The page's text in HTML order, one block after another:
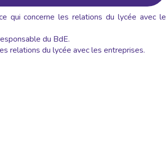
qui concerne les relations du lycée avec le
du BdE.
relations du lycée avec les entreprises.